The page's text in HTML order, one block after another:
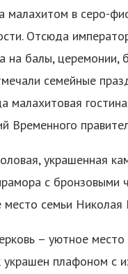
малахитом в серо-
Отсюда
на балы, церемонии,
семейные
малахитовая
Временного
украшенная
с бронзовыми
семьи Николая
– уютное место
плафоном с